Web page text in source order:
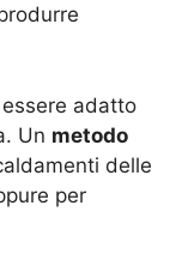
adatto
Un metodo
delle
per